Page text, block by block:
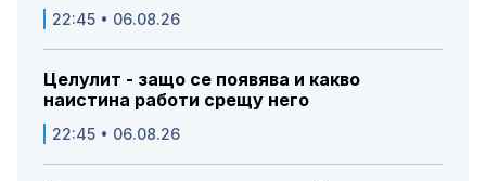
22:45 • 06.08.26
Целулит - защо се появява и какво
наистина работи срещу него
22:45 • 06.08.26